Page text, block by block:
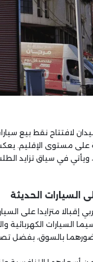
مستوى الإقليم. يعكس
ويأتي في سياق تزايد
السيارات الحديثة
متزايدا على
بالسوق، بفضل